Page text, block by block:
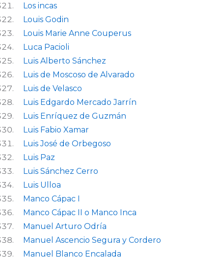
Los incas
Louis Godin
Louis Marie Anne Couperus
Luca Pacioli
Luis Alberto Sánchez
Luis de Moscoso de Alvarado
Luis de Velasco
Luis Edgardo Mercado Jarrín
Luis Enríquez de Guzmán
Luis Fabio Xamar
Luis José de Orbegoso
Luis Paz
Luis Sánchez Cerro
Luis Ulloa
Manco Cápac I
Manco Cápac II o Manco Inca
Manuel Arturo Odría
Manuel Ascencio Segura y Cordero
Manuel Blanco Encalada